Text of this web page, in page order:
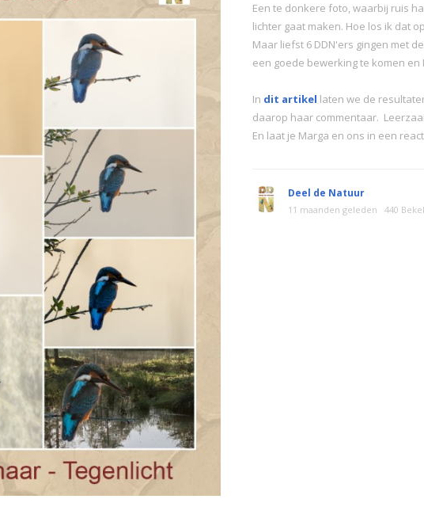
Een te donkere foto, waarbij ruis
lichter gaat maken. Hoe los ik dat
Maar liefst 6 DDN'ers gingen met
een goede bewerking te komen
In dit artikel laten we de
daarop haar commentaar.
En laat je Marga en ons in een
Deel de Natuur
11 maanden geleden 440